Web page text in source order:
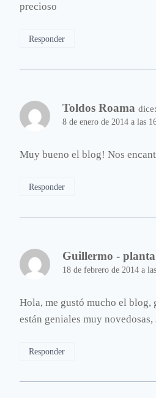
precioso
Responder
Toldos Roama dice:
8 de enero de 2014 a las
Muy bueno el blog! Nos
Responder
Guillermo -
18 de febrero de 2014 a
Hola, me gustó mucho el blog,
están geniales muy novedosas,
Responder